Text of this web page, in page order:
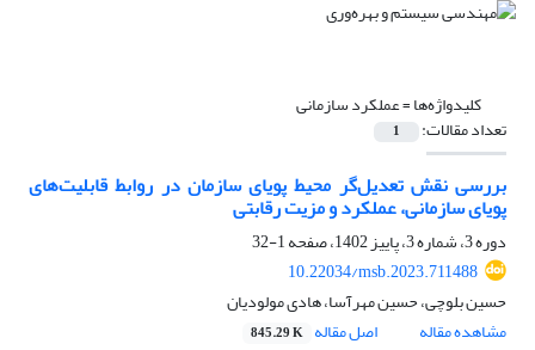
کلیدواژه‌ها =عملکرد سازمانی
تعداد مقالات: 1
بررسی نقش تعدیل‌گر محیط پویای سازمان در روابط قابلیت‌های
پویای سازمانی، عملکرد و مزیت رقابتی
دوره 3، شماره 3، پاییز 1402، صفحه
1-32
10.22034/msb.2023.711488
حسین بلوچی، حسین مهرآسا، هادی مولودیان
مشاهده مقاله
اصل مقاله 845.29 K